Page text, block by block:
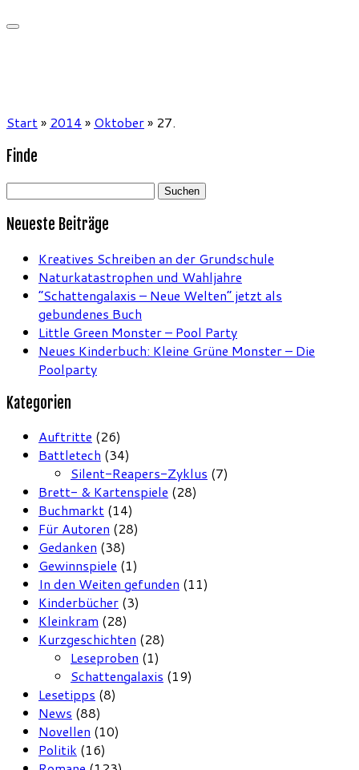
Start» 2014 » Oktober» 27.
Finde
Suchen
Neueste Beiträge
Kreatives Schreiben an der Grundschule
Naturkatastrophen und Wahljahre
“Schattengalaxis – Neue Welten” jetzt als
gebundenes Buch
Little Green Monster – Pool Party
Neues Kinderbuch: Kleine Grüne Monster – Die
Poolparty
Kategorien
Auftritte (26)
Battletech (34)
Silent-Reapers-Zyklus (7)
Brett- & Kartenspiele (28)
Buchmarkt (14)
Für Autoren (28)
Gedanken (38)
Gewinnspiele (1)
In den Weiten gefunden (11)
Kinderbücher (3)
Kleinkram (28)
Kurzgeschichten (28)
Leseproben (1)
Schattengalaxis (19)
Lesetipps (8)
News (88)
Novellen (10)
Politik (16)